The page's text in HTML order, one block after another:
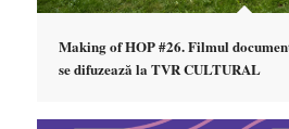
Making of HOP #26. Filmul
se difuzează la TVR CULTURAL